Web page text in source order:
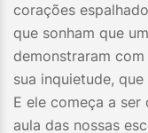
corações
que sonham que
demonstraram
sua inquietude,
E ele começa a
aula das nossas